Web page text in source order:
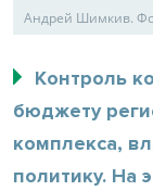
Андрей Шимкив.
Контроль
бюджету
комплекса,
политику. На